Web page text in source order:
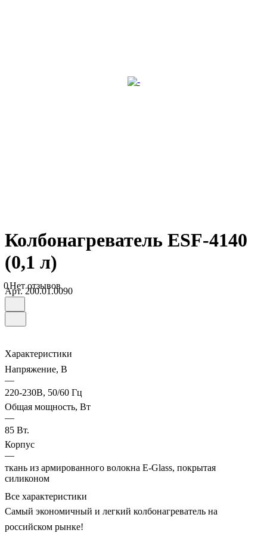
Колбонагреватель ESF-4140
(0,1 л)
0Нет отзывов
Арт.200.01.0090
Характеристики
Напряжение, В
—
220-230В, 50/60 Гц
Общая мощность, Вт
—
85 Вт.
Корпус
—
ткань из армированного волокна E-Glass, покрытая
силиконом
Все характеристики
Самый экономичный и легкий колбонагреватель на
российском рынке!